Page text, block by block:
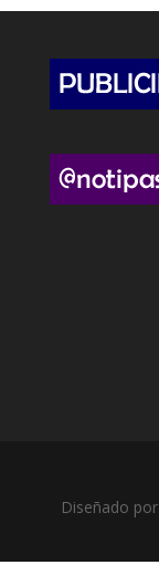
Diseñado por